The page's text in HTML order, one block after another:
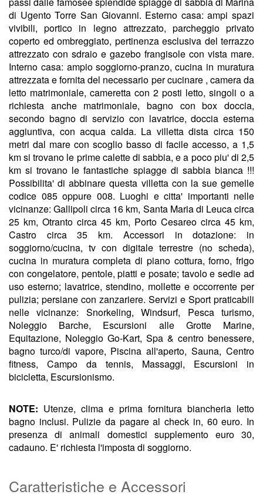
di Ugento Torre San Giovanni. Esterno casa: ampi spazi
vivibili, portico in legno attrezzato, parcheggio privato
coperto ed ombreggiato, pertinenza esclusiva del terrazzo
attrezzato con sdraio e gazebo frangisole con vista mare.
Interno casa: ampio soggiorno-pranzo, cucina in muratura
attrezzata e fornita del necessario per cucinare , camera da
letto matrimoniale, cameretta con 2 posti letto, singoli o a
richiesta anche matrimoniale, bagno con box doccia,
secondo bagno di servizio con lavatrice, doccia esterna
aggiuntiva, con acqua calda. La villetta dista circa 150
metri dal mare con scoglio basso di facile accesso, a 1,5
km si trovano le prime calette di sabbia, e a poco piu' di 2,5
km si trovano le fantastiche spiagge di sabbia bianca !!!
Possibilita' di abbinare questa villetta con la sue gemelle
codice 085 oppure 008. Luoghi e citta' importanti nelle
vicinanze: Gallipoli circa 16 km, Santa Maria di Leuca circa
25 km, Otranto circa 45 km, Porto Cesareo circa 45 km,
Castro circa 35 km. Accessori in dotazione: in
soggiorno/cucina, tv con digitale terrestre (no scheda),
cucina in muratura completa di piano cottura, forno, frigo
con congelatore, pentole, piatti e posate; tavolo e sedie ad
uso esterno; lavatrice, stendino, mollette e occorrente per
pulizia; persiane con zanzariere. Servizi e Sport praticabili
nelle vicinanze: Snorkeling, Windsurf, Pesca turismo,
Noleggio Barche, Escursioni alle Grotte Marine,
Equitazione, Noleggio Go-Kart, Spa & centro benessere,
bagno turco/di vapore, Piscina all'aperto, Sauna, Centro
fitness, Campo da tennis, Massaggi, Escursioni in
bicicletta, Escursionismo.
NOTE: Utenze, clima e prima fornitura biancheria letto
bagno inclusi. Pulizie da pagare al check in, 60 euro. In
presenza di animali domestici supplemento euro 30,
cadauno. E' richiesta l'imposta di soggiorno.
Caratteristiche e Accessori